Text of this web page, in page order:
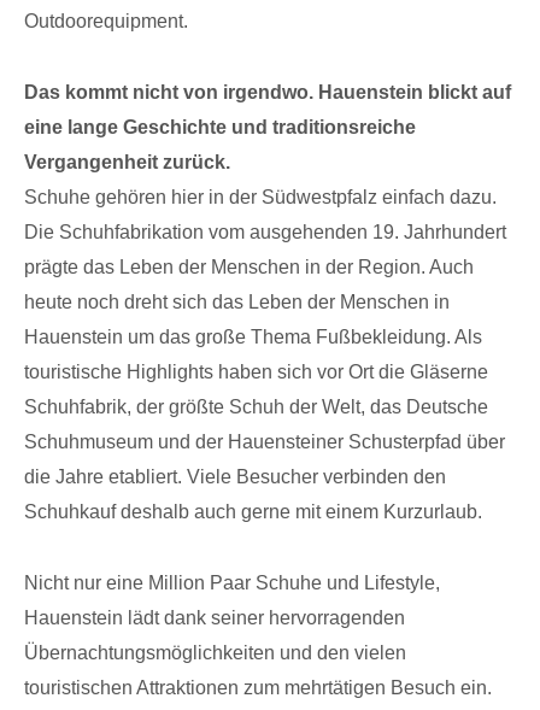
Outdoorequipment.
Das kommt nicht von irgendwo. Hauenstein blickt auf
eine lange Geschichte und traditionsreiche
Vergangenheit zurück.
Schuhe gehören hier in der Südwestpfalz einfach dazu.
Die Schuhfabrikation vom ausgehenden 19. Jahrhundert
prägte das Leben der Menschen in der Region. Auch
heute noch dreht sich das Leben der Menschen in
Hauenstein um das große Thema Fußbekleidung. Als
touristische Highlights haben sich vor Ort die Gläserne
Schuhfabrik, der größte Schuh der Welt, das Deutsche
Schuhmuseum und der Hauensteiner Schusterpfad über
die Jahre etabliert. Viele Besucher verbinden den
Schuhkauf deshalb auch gerne mit einem Kurzurlaub.
Nicht nur eine Million Paar Schuhe und Lifestyle,
Hauenstein lädt dank seiner hervorragenden
Übernachtungsmöglichkeiten und den vielen
touristischen Attraktionen zum mehrtätigen Besuch ein.